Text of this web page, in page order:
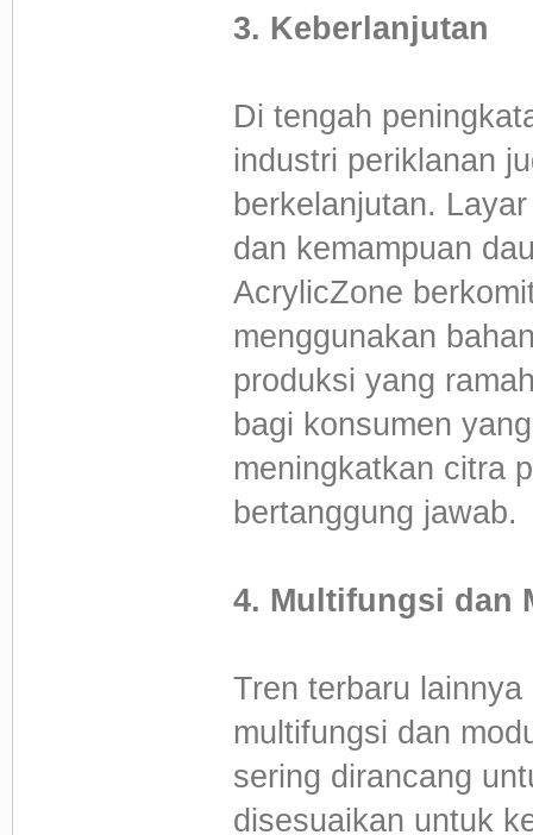
3. Keberlanjutan
Di tengah
industri periklanan
berkelanjutan.
dan kemampuan
AcrylicZone
menggunakan
produksi yang
bagi konsumen
meningkatkan citra
bertanggung jawab.
4. Multifungsi dan
Tren terbaru
multifungsi dan
sering dirancang
disesuaikan untuk